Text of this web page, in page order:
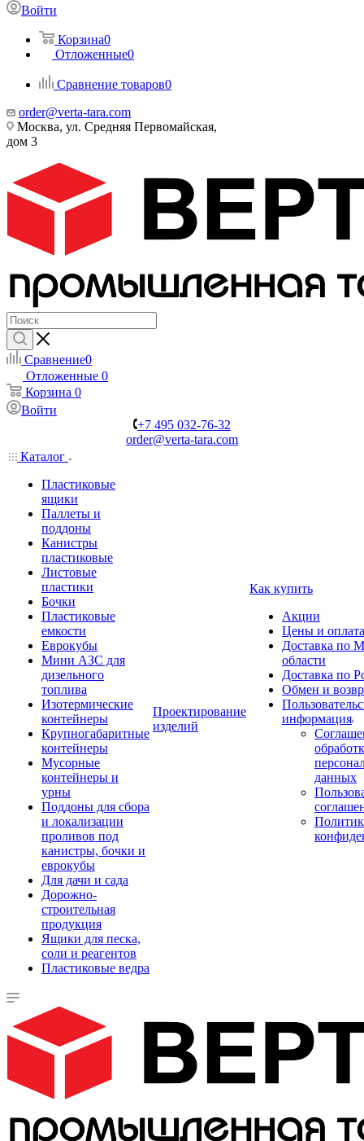
Войти
Корзина0
Отложенные0
Сравнение товаров0
order@verta-tara.com
Москва, ул. Средняя Первомайская,
дом 3
Сравнение0
Отложенные 0
Корзина 0
Войти
+7 495 032-76-32
order@verta-tara.com
Каталог
Пластиковые
ящики
Паллеты и
поддоны
Канистры
пластиковые
Листовые
пластики
Бочки
Пластиковые
емкости
Еврокубы
Мини АЗС для
дизельного
топлива
Изотермические
контейнеры
Крупногабаритные
контейнеры
Мусорные
контейнеры и
урны
Поддоны для сбора
и локализации
проливов под
канистры, бочки и
еврокубы
Для дачи и сада
Дорожно-
строительная
продукция
Ящики для песка,
соли и реагентов
Пластиковые ведра
Проектирование
изделий
Как купить
Акции
Цены и оплата
Доставка по
области
Доставка по
Обмен и
информация
данных